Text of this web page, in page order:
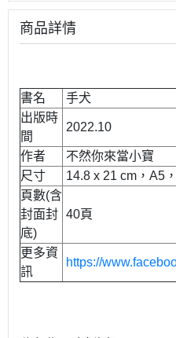
商品詳情
書名
手犬
出版時
間
2022.10
作者
不然你來當小寶
尺寸
14.8 x 21 cm，A5
頁數(含
封面封
底)
40頁
更多資
訊
https://